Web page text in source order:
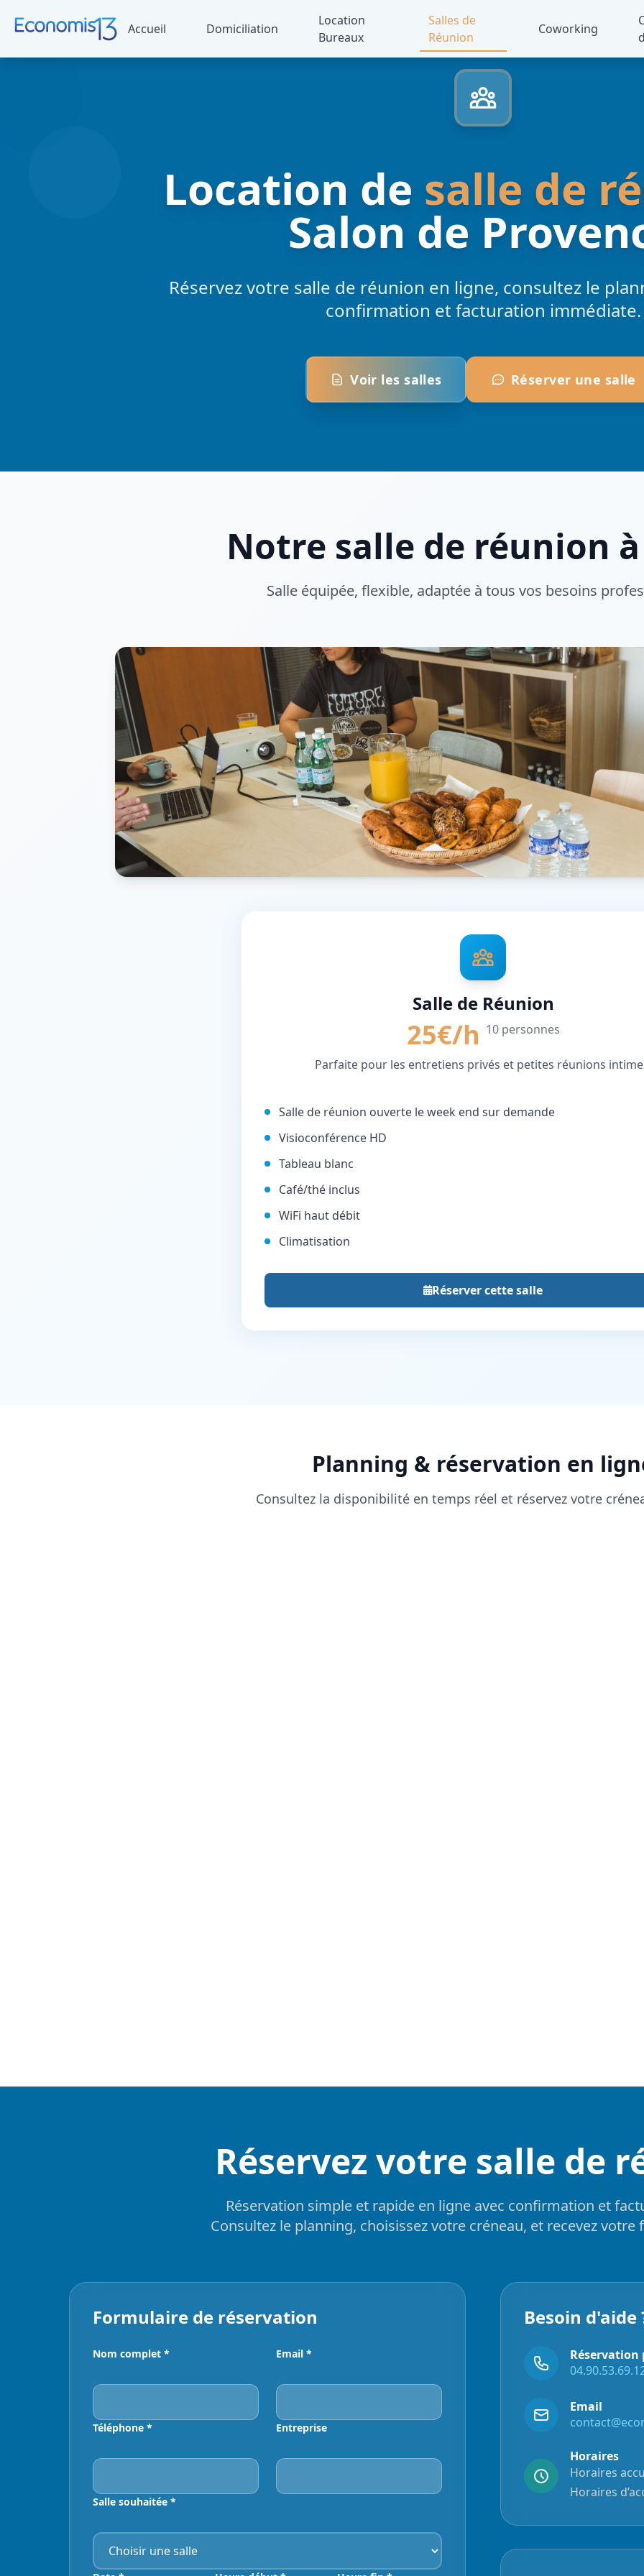
Skip to content
Accueil
Domiciliation
Location
Bureaux
Salles de
Réunion
Coworking
Location de salle de
Salon de
Réservez votre salle de réunion en ligne, consultez le
confirmation et facturation immédiate.
Voir les salles Réserver une salle
Notre salle de réunion
Salle équipée, flexible, adaptée à tous vos besoins
Salle de Réunion
25€/h 10 personnes
Parfaite pour les entretiens privés et petites réunions
Salle de réunion ouverte le week end sur demande
Visioconférence HD
Tableau blanc
Café/thé inclus
WiFi haut débit
Climatisation
Réserver cette salle
Planning & réservation en
Consultez la disponibilité en temps réel et réservez votre
Réservez votre salle de
Réservation simple et rapide en ligne avec confirmation et
Consultez le planning, choisissez votre créneau, et recevez votre
Formulaire de réservation
Nom complet * Email *
Téléphone * Entreprise
Salle souhaitée *
Besoin d'aide
Réservation
Email
Horaires
Horaires
Horaires